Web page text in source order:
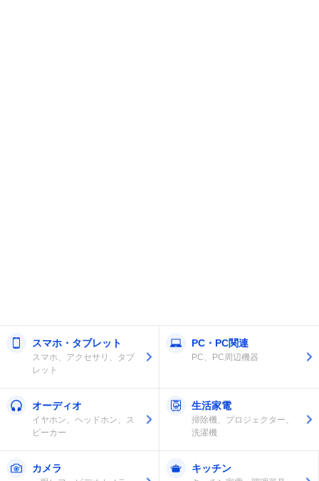
スマホ・タブレット
スマホ、アクセサリ、タブ
レット
PC・PC関連
PC、PC周辺機器
オーディオ
イヤホン、ヘッドホン、ス
ピーカー
生活家電
掃除機、プロジェクター、
洗濯機
カメラ キッチン